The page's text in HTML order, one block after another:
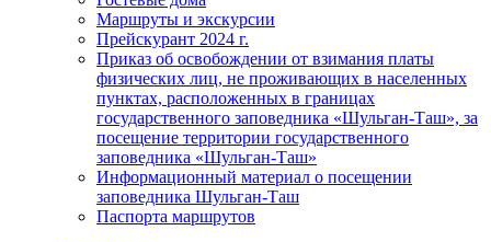
Маршруты и экскурсии
Прейскурант 2024 г.
Приказ об освобождении от взимания платы
физических лиц, не проживающих в населенных
пунктах, расположенных в границах
государственного заповедника «Шульган-Таш», за
посещение территории государственного
заповедника «Шульган-Таш»
Информационный материал о посещении
заповедника Шульган-Таш
Паспорта маршрутов